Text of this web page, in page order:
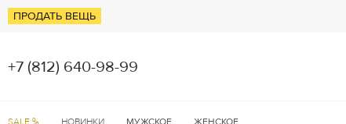
ПРОДАТЬ ВЕЩЬ
+7 (812) 640-98-99